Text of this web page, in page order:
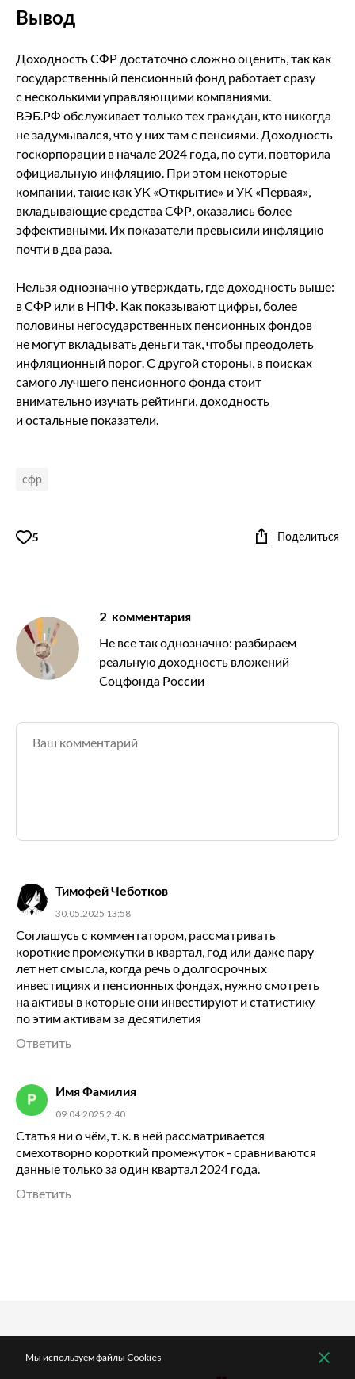
Вывод
Доходность СФР достаточно сложно оценить, так как
государственный пенсионный фонд работает сразу
с несколькими управляющими компаниями.
ВЭБ.РФ обслуживает только тех граждан, кто никогда
не задумывался, что у них там с пенсиями. Доходность
госкорпорации в начале 2024 года, по сути, повторила
официальную инфляцию. При этом некоторые
компании, такие как УК «Открытие» и УК «Первая»,
вкладывающие средства СФР, оказались более
эффективными. Их показатели превысили инфляцию
почти в два раза.
Нельзя однозначно утверждать, где доходность выше:
в СФР или в НПФ. Как показывают цифры, более
половины негосударственных пенсионных фондов
не могут вкладывать деньги так, чтобы преодолеть
инфляционный порог. С другой стороны, в поисках
самого лучшего пенсионного фонда стоит
внимательно изучать рейтинги, доходность
и остальные показатели.
сфр
5 Поделиться
2 комментария
Не все так однозначно: разбираем
реальную доходность вложений
Соцфонда России
Тимофей Чеботков
30.05.2025 13:58
Соглашусь с комментатором, рассматривать
короткие промежутки в квартал, год или даже пару
лет нет смысла, когда речь о долгосрочных
инвестициях и пенсионных фондах, нужно смотреть
на активы в которые они инвестируют и статистику
по этим активам за десятилетия
Ответить
Имя Фамилия
09.04.2025 2:40
Статья ни о чём, т. к. в ней рассматривается
смехотворно короткий промежуток - сравниваются
данные только за один квартал 2024 года.
Ответить
Мы используем файлы Cookies